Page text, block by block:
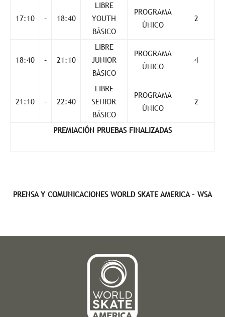
17:10 – 18:40
LIBRE
YOUTH
BÁSICO
PROGRAMA
ÚNICO
2
18:40 – 21:10
LIBRE
JUNIOR
BÁSICO
PROGRAMA
ÚNICO
4
21:10 – 22:40
LIBRE
SENIOR
BÁSICO
PROGRAMA
ÚNICO
2
PREMIACIÓN PRUEBAS FINALIZADAS
PRENSA Y COMUNICACIONES WORLD SKATE AMERICA – WSA